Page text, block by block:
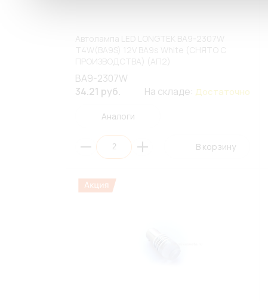
Автолампа LED LONGTEK BA9-2307W
T4W(BA9S) 12V BA9s White (СНЯТО С
BA9-2307W
34.21 руб.
На складе: Достаточно
Аналоги
В корзину